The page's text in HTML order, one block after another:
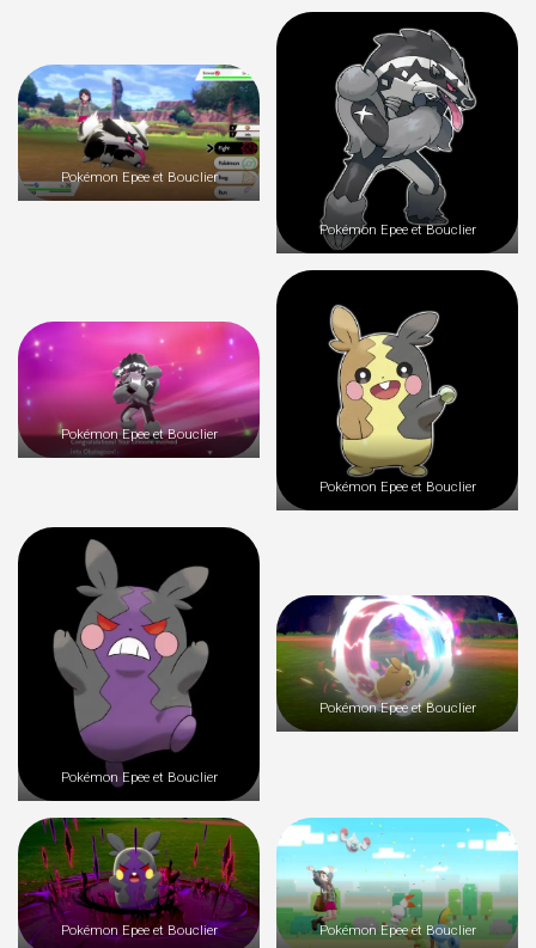
Pokémon Epee et Bouclier
Pokémon Epee et Bouclier
Pokémon Epee et Bouclier
Pokémon Epee et Bouclier
Pokémon Epee et Bouclier
Pokémon Epee et Bouclier
Pokémon Epee et Bouclier Pokémon Epee et Bouclier